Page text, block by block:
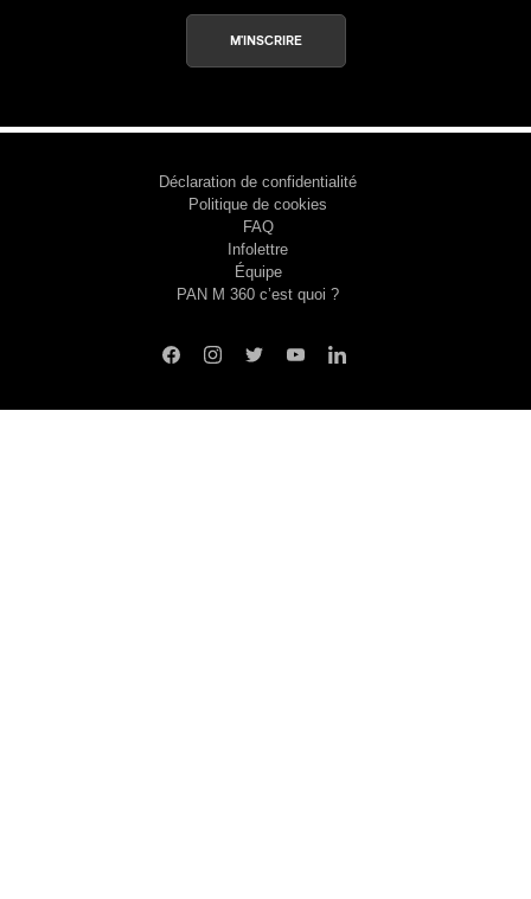
M'INSCRIRE
Déclaration de confidentialité
Politique de cookies
FAQ
Infolettre
Équipe
PAN M 360 c’est quoi ?